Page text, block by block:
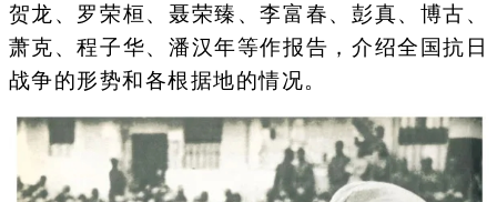
贺龙、罗荣桓、聂荣臻、李富春、彭真、博古、
萧克、程子华、潘汉年等作报告，介绍全国抗日
战争的形势和各根据地的情况。